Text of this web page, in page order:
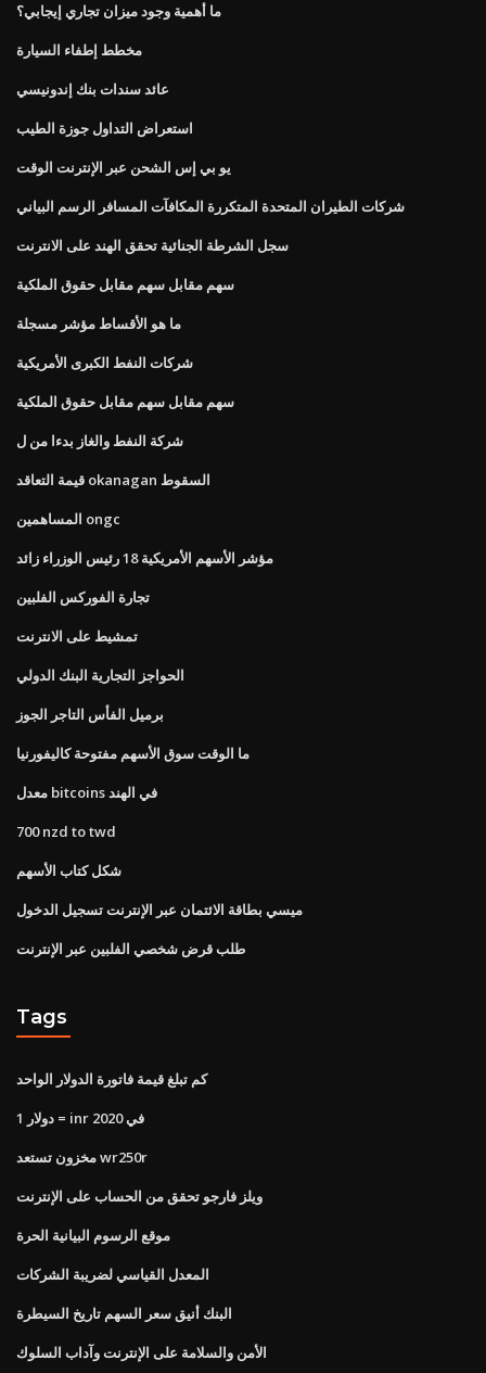
ما أهمية وجود ميزان تجاري إيجابي؟
مخطط إطفاء السيارة
عائد سندات بنك إندونيسي
استعراض التداول جوزة الطيب
يو بي إس الشحن عبر الإنترنت الوقت
شركات الطيران المتحدة المتكررة المكافآت المسافر الرسم البياني
سجل الشرطة الجنائية تحقق الهند على الانترنت
سهم مقابل سهم مقابل حقوق الملكية
ما هو الأقساط مؤشر مسجلة
شركات النفط الكبرى الأمريكية
سهم مقابل سهم مقابل حقوق الملكية
شركة النفط والغاز بدءا من ل
قيمة التعاقد okanagan السقوط
المساهمين ongc
مؤشر الأسهم الأمريكية 18 رئيس الوزراء زائد
تجارة الفوركس الفلبين
تمشيط على الانترنت
الحواجز التجارية البنك الدولي
برميل الفأس التاجر الجوز
ما الوقت سوق الأسهم مفتوحة كاليفورنيا
معدل bitcoins في الهند
700 nzd to twd
شكل كتاب الأسهم
ميسي بطاقة الائتمان عبر الإنترنت تسجيل الدخول
طلب قرض شخصي الفلبين عبر الإنترنت
Tags
كم تبلغ قيمة فاتورة الدولار الواحد
1 دولار = inr في 2020
مخزون تستعد wr250r
ويلز فارجو تحقق من الحساب على الإنترنت
موقع الرسوم البيانية الحرة
المعدل القياسي لضريبة الشركات
البنك أنيق سعر السهم تاريخ السيطرة
الأمن والسلامة على الإنترنت وآداب السلوك